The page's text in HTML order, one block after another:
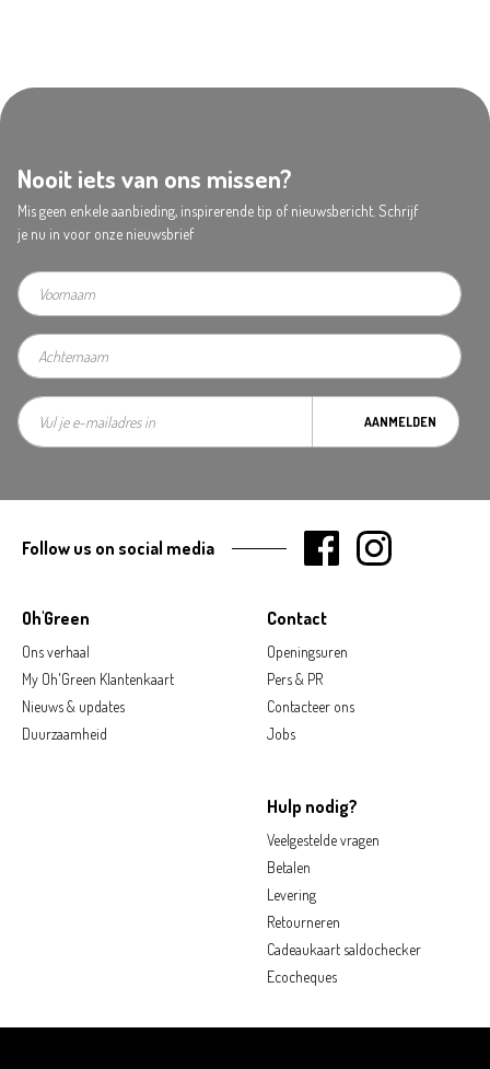
Nooit iets van ons missen?
Mis geen enkele aanbieding, inspirerende tip of nieuwsbericht. Schrijf
je nu in voor onze nieuwsbrief
AANMELDEN
Oh'Green
Ons verhaal
My Oh'Green Klantenkaart
Nieuws & updates
Duurzaamheid
Contact
Openingsuren
Pers & PR
Contacteer ons
Jobs
Hulp nodig?
Veelgestelde vragen
Betalen
Levering
Retourneren
Cadeaukaart saldochecker
Ecocheques
Follow us on social media